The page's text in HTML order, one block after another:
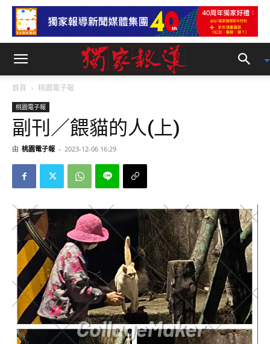
首頁 桃園電子報
桃園電子報
副刊／餵貓的人(上)
由 桃園電子報 - 2023-12-06 16:29